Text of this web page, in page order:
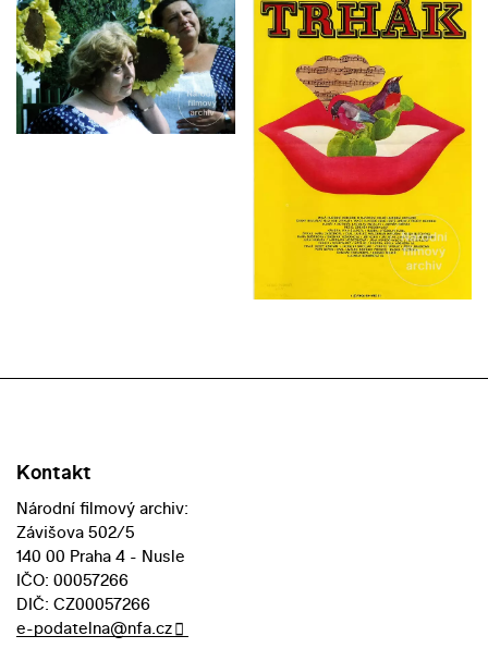
Kontakt
Národní filmový archiv:
Závišova 502/5
140 00 Praha 4 - Nusle
IČO: 00057266
DIČ: CZ00057266
e-podatelna@nfa.cz